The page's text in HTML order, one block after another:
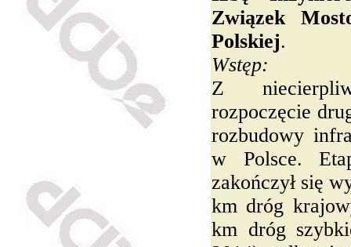
Związek
Polskiej.
Wstęp:
Z
rozpoczęcie
rozbudowy
w Polsce.
zakończył się
km dróg
km dróg